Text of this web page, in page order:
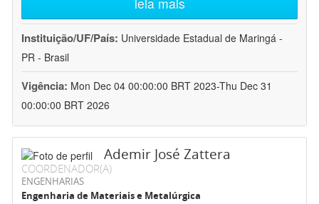
Instituição/UF/País: Universidade Estadual de Maringá -
PR - Brasil
Vigência: Mon Dec 04 00:00:00 BRT 2023-Thu Dec 31
00:00:00 BRT 2026
Ademir José Zattera
COORDENADOR(A)
ENGENHARIAS
Engenharia de Materiais e Metalúrgica